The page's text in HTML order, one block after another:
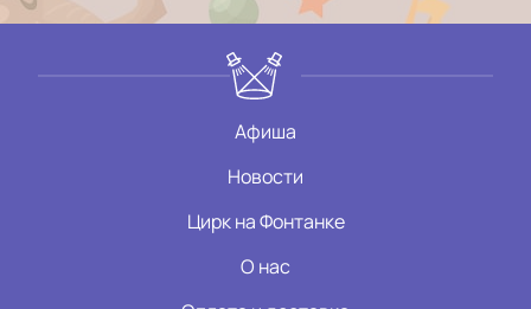
Афиша
Новости
Цирк на Фонтанке
О нас